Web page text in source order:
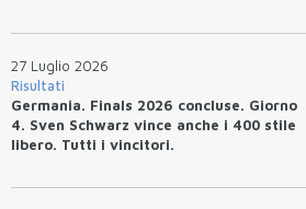
27 Luglio 2026
Risultati
Germania. Finals 2026 concluse. Giorno
4. Sven Schwarz vince anche i 400 stile
libero. Tutti i vincitori.